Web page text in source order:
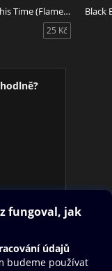
This Time (FlameMakers Radio Edit)
25 Kč